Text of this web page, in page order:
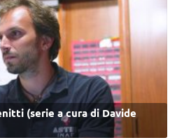
(serie a cura di Davide